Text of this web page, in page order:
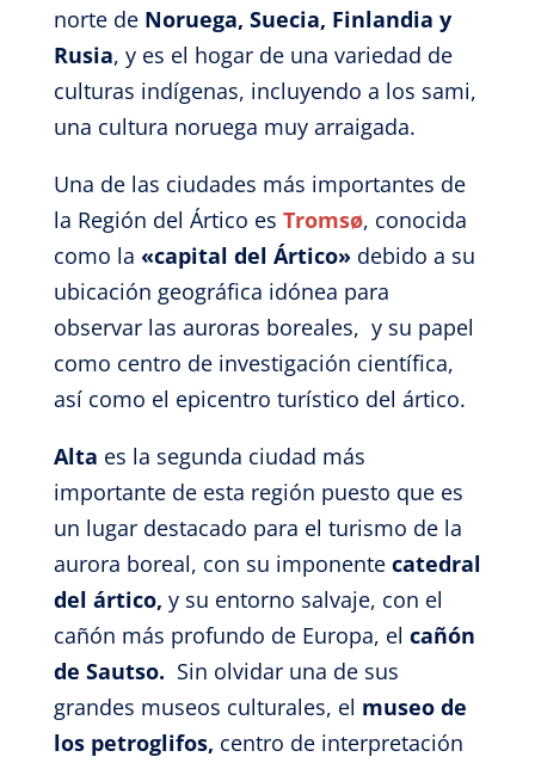
norte de Noruega, Suecia, Finlandia y
Rusia, y es el hogar de una variedad de
culturas indígenas, incluyendo a los sami,
una cultura noruega muy arraigada.
Una de las ciudades más importantes de
la Región del Ártico es Tromsø, conocida
como la «capital del Ártico»debido a su
ubicación geográfica idónea para
observar las auroras boreales, y su papel
como centro de investigación científica,
así como el epicentro turístico del ártico.
Alta es la segunda ciudad más
importante de esta región puesto que es
un lugar destacado para el turismo de la
aurora boreal, con su imponente catedral
del ártico, y su entorno salvaje, con el
cañón más profundo de Europa, el cañón
de Sautso. Sin olvidar una de sus
grandes museos culturales, el museo de
los petroglifos, centro de interpretación